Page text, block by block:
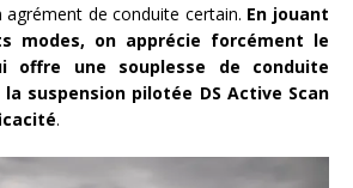
de conduite certain. En jouant
modes, on apprécie forcément le
offre une souplesse de conduite
suspension pilotée DS Active Scan
.